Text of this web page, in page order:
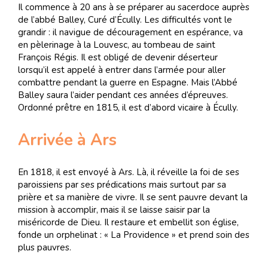
Il commence à 20 ans à se préparer au sacerdoce auprès
de l’abbé Balley, Curé d’Écully. Les difficultés vont le
grandir : il navigue de découragement en espérance, va
en pèlerinage à la Louvesc, au tombeau de saint
François Régis. Il est obligé de devenir déserteur
lorsqu’il est appelé à entrer dans l’armée pour aller
combattre pendant la guerre en Espagne. Mais l’Abbé
Balley saura l’aider pendant ces années d’épreuves.
Ordonné prêtre en 1815, il est d’abord vicaire à Écully.
Arrivée à Ars
En 1818, il est envoyé à Ars. Là, il réveille la foi de ses
paroissiens par ses prédications mais surtout par sa
prière et sa manière de vivre. Il se sent pauvre devant la
mission à accomplir, mais il se laisse saisir par la
miséricorde de Dieu. Il restaure et embellit son église,
fonde un orphelinat : « La Providence » et prend soin des
plus pauvres.